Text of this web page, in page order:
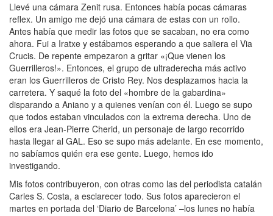
Llevé una cámara Zenit rusa. Entonces había pocas cámaras
reflex. Un amigo me dejó una cámara de estas con un rollo.
Antes había que medir las fotos que se sacaban, no era como
ahora. Fui a Iratxe y estábamos esperando a que saliera el Via
Crucis. De repente empezaron a gritar «¡Que vienen los
Guerrilleros!». Entonces, el grupo de ultraderecha más activo
eran los Guerrilleros de Cristo Rey. Nos desplazamos hacia la
carretera. Y saqué la foto del «hombre de la gabardina»
disparando a Aniano y a quienes venían con él. Luego se supo
que todos estaban vinculados con la extrema derecha. Uno de
ellos era Jean-Pierre Cherid, un personaje de largo recorrido
hasta llegar al GAL. Eso se supo más adelante. En ese momento,
no sabíamos quién era ese gente. Luego, hemos ido
investigando.
Mis fotos contribuyeron, con otras como las del periodista catalán
Carles S. Costa, a esclarecer todo. Sus fotos aparecieron el
martes en portada del ‘Diario de Barcelona’ –los lunes no había